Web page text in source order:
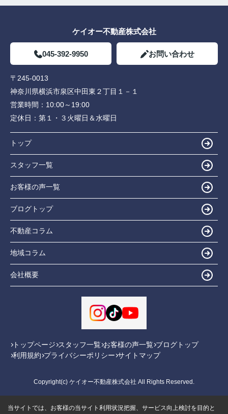
ケイオー不動産株式会社
045-392-9950 お問い合わせ
〒245-0013
神奈川県横浜市泉区中田東２丁目１－１
営業時間： 10:00～19:00
定休日： 第１・３火曜日＆水曜日
トップ
スタッフ一覧
お客様の声一覧
ブログトップ
不動産コラム
地域コラム
会社概要
トップページ スタッフ一覧 お客様の声一覧 ブログトップ
利用規約 プライバシーポリシー サイトマップ
Copyright(c) ケイオー不動産株式会社 All Rights Reserved.
当サイトでは、お客様の当サイト利用状況把握、サービス向上検討を目的と